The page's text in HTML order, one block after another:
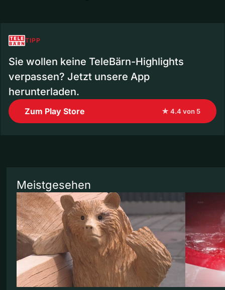
TIPP
Sie wollen keine TeleBärn-Highlights
verpassen? Jetzt unsere App
herunterladen.
Zum Play Store ★ 4.4 von 5
Meistgesehen